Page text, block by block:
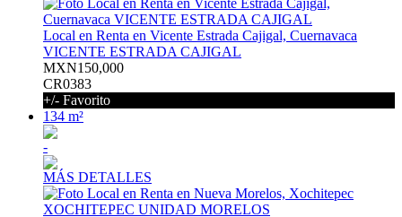
Local en Renta en Vicente Estrada Cajigal, Cuernavaca
VICENTE ESTRADA CAJIGAL
MXN150,000
CR0383
+/- Favorito
134 m²
-
MÁS DETALLES